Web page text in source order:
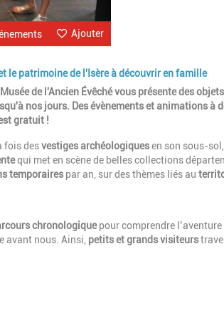
Ajouter
le patrimoine de l'Isère à découvrir en famille
de l'Ancien Évêché vous présente des
nos jours. Des évènements et animations
gratuit !
fois desvestiges archéologiquesen son sous-
qui met en scène de belles collections
temporaires par an, sur des thèmes liés au
chronologique pour comprendre
avant nous. Ainsi, petits et grands visiteurs